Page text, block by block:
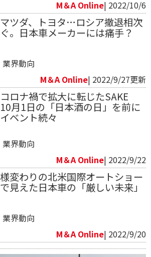
M＆A Online| 2022/10/6
マツダ、トヨタ…ロシア撤退相次
ぐ。日本車メーカーには痛手？
業界動向
M＆A Online| 2022/9/27更新
コロナ禍で拡大に転じたSAKE
10月1日の「日本酒の日」を前に
イベント続々
業界動向
M＆A Online| 2022/9/22
様変わりの北米国際オートショー
で見えた日本車の「厳しい未来」
業界動向
M＆A Online| 2022/9/20